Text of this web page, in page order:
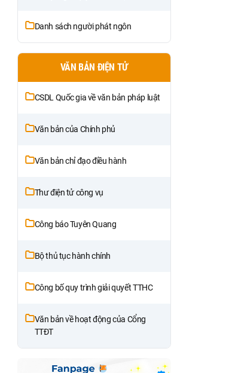
Danh sách người phát ngôn
VĂN BẢN ĐIỆN TỬ
CSDL Quốc gia về văn bản pháp luật
Văn bản của Chính phủ
Văn bản chỉ đạo điều hành
Thư điện tử công vụ
Công báo Tuyên Quang
Bộ thủ tục hành chính
Công bố quy trình giải quyết TTHC
Văn bản về hoạt động của Cổng
TTĐT